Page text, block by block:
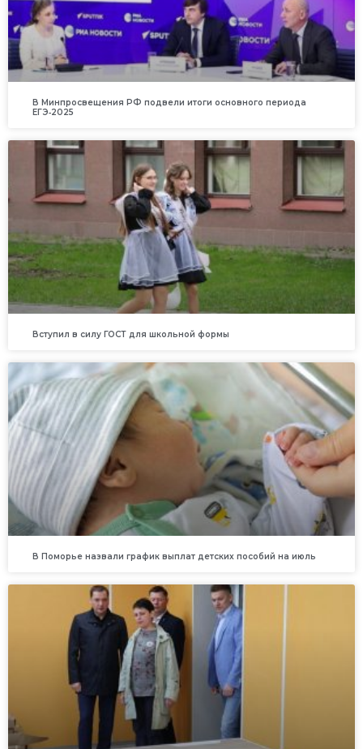
В Минпросвещения РФ подвели итоги основного периода
ЕГЭ‑2025
Вступил в силу ГОСТ для школьной формы
В Поморье назвали график выплат детских пособий на июль